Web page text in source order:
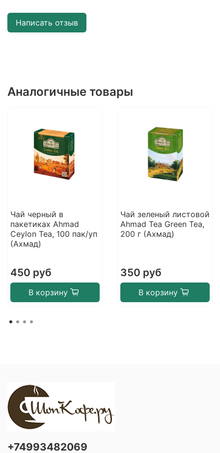
Написать отзыв
Аналогичные товары
Чай черный в
пакетиках Ahmad
Ceylon Tea, 100 пак/уп
(Ахмад)
450 руб
В корзину
Чай зеленый листовой
Ahmad Tea Green Tea,
200 г (Ахмад)
350 руб
В корзину
+74993482069